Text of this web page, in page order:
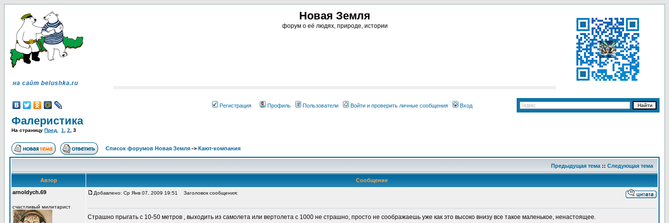
Новая Земля
форум о её людях, природе, истории
Регистрация Профиль Пользователи Войти и проверить личные сообщения Вход
Фалеристика
На страницу Пред. 1 2 3
Список форумов Новая Земля -> Кают-компания
Предыдущая тема :: Следующая тема
Автор
Сообщение
arnoldych.69
счастливый милитарист
Добавлено: Ср Янв 07, 2009 19:51 Заголовок сообщения:
Страшно прыгать с 10-50 метров , выходить из самолета или вертолета с 1000 не страшно, просто не соображаешь уже как это высоко внизу все такое маленькое, ненастоящее.